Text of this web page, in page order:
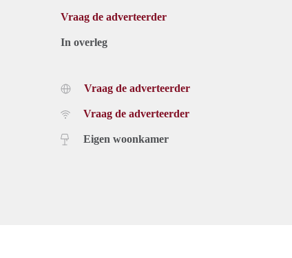
Vraag de adverteerder
In overleg
Vraag de adverteerder
Vraag de adverteerder
Eigen woonkamer